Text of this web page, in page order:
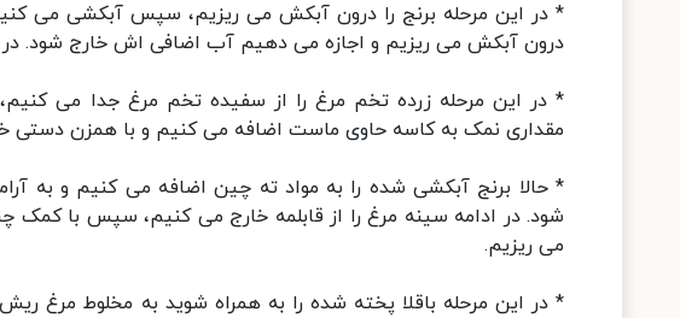
* در این مرحله برنج را درون آبکش می ریزیم، سپس آبکشی می
درون آبکش می ریزیم و اجازه می دهیم آب اضافی اش خارج شود.
* در این مرحله زرده تخم مرغ را از سفیده تخم مرغ جدا می
مقداری نمک به کاسه حاوی ماست اضافه می کنیم و با همزن
* حالا برنج آبکشی شده را به مواد ته چین اضافه می کنیم و به
شود. در ادامه سینه مرغ را از قابلمه خارج می کنیم، سپس با
می ریزیم.
* در این مرحله باقلا پخته شده را به همراه شوید به مخلوط